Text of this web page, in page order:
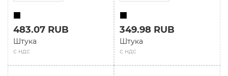
с ндс
483.07 RUB
Штука
с ндс
349.98 RUB
Штука